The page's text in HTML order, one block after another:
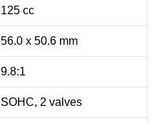
125 cc
56.0 x 50.6 mm
9.8:1
SOHC, 2 valves